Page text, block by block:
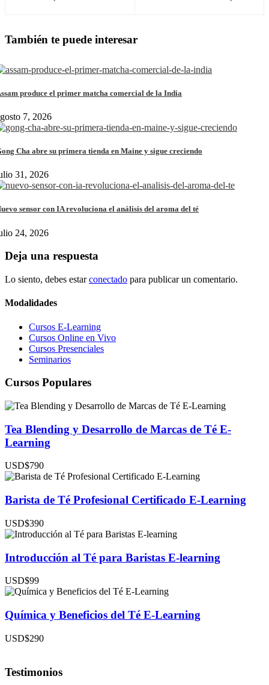
También te puede interesar
produce el primer matcha comercial de la India
7, 2026
Cha abre su primera tienda en Maine y sigue creciendo
31, 2026
sensor con IA revoluciona el análisis del aroma del té
24, 2026
Deja una respuesta
Lo siento, debes estarconectado para publicar un comentario.
Modalidades
Cursos E-Learning
Cursos Online en Vivo
Cursos Presenciales
Seminarios
Cursos Populares
Tea Blending y Desarrollo de Marcas de Té E-
Learning
USD$790
Barista de Té Profesional Certificado E-Learning
USD$390
Introducción al Té para Baristas E-learning
USD$99
Química y Beneficios del Té E-Learning
USD$290
Testimonios